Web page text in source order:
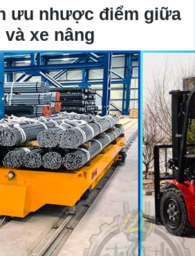
ưu nhược điểm giữa
xe nâng